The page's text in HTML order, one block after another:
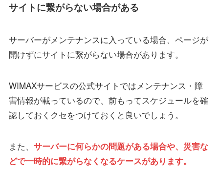
サイトに繋がらない場合がある
サーバーがメンテナンスに入っている場合、ページが
開けずにサイトに繋がらない場合があります。
WIMAXサービスの公式サイトではメンテナンス・障
害情報が載っているので、前もってスケジュールを確
認しておくクセをつけておくと良いでしょう。
また、 サーバーに何らかの問題がある場合や、災害な
どで一時的に繋がらなくなるケースがあります。